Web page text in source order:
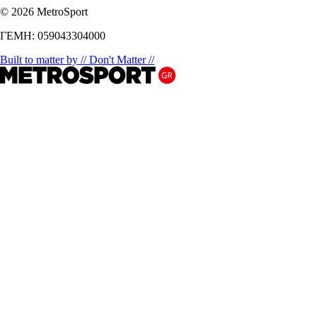
© 2026 MetroSport
ΓΕΜΗ: 059043304000
Built to matter by // Don't Matter //